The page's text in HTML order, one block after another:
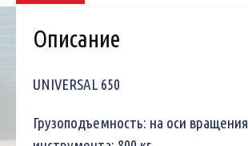
Описание
UNIVERSAL 650
Грузоподъемность: на оси вращения